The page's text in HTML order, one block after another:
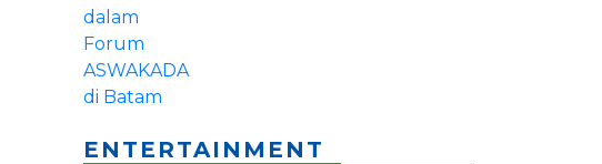
ENTERTAINMENT